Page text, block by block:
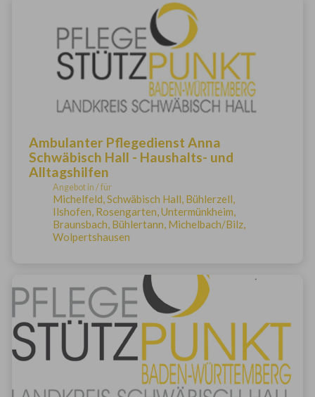
Ambulanter Pflegedienst Anna
Schwäbisch Hall - Haushalts- und
Alltagshilfen
Angebot in / für
Michelfeld, Schwäbisch Hall, Bühlerzell,
Ilshofen, Rosengarten, Untermünkheim,
Braunsbach, Bühlertann, Michelbach/Bilz,
Wolpertshausen